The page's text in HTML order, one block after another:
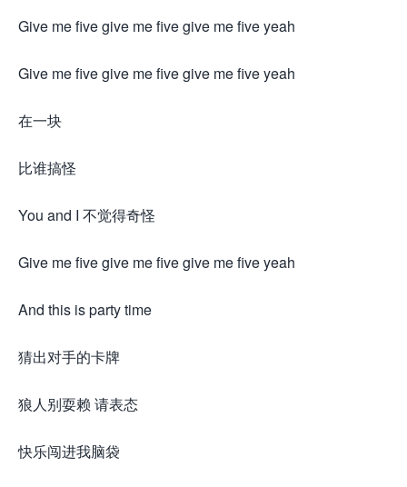
Give me five give me five give me five yeah
Give me five give me five give me five yeah
在一块
比谁搞怪
You and I 不觉得奇怪
Give me five give me five give me five yeah
And this is party time
猜出对手的卡牌
狼人别耍赖 请表态
快乐闯进我脑袋